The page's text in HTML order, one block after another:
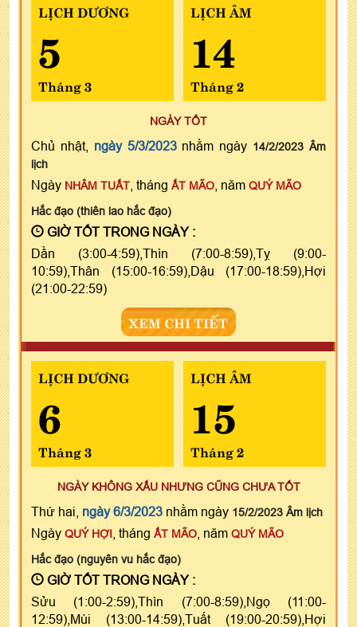
LỊCH DƯƠNG
5
Tháng 3
LỊCH ÂM
14
Tháng 2
NGÀY TỐT
Chủ nhật, ngày 5/3/2023nhằm ngày 14/2/2023 Âm
lịch
Ngày NHÂM TUẤT , tháng ẤT MÃO , năm QUÝ MÃO
Hắc đạo (thiên lao hắc đạo)
GIỜ TỐT TRONG NGÀY :
Dần (3:00-4:59),Thìn (7:00-8:59),Tỵ (9:00-
10:59),Thân (15:00-16:59),Dậu (17:00-18:59),Hợi
(21:00-22:59)
XEM CHI TIẾT
LỊCH DƯƠNG
6
Tháng 3
LỊCH ÂM
15
Tháng 2
NGÀY KHÔNG XẤU NHƯNG CŨNG CHƯA TỐT
Thứ hai, ngày 6/3/2023 nhằm ngày 15/2/2023 Âm lịch
Ngày QUÝ HỢI , tháng ẤT MÃO , năm QUÝ MÃO
Hắc đạo (nguyên vu hắc đạo)
GIỜ TỐT TRONG NGÀY :
Sửu (1:00-2:59),Thìn (7:00-8:59),Ngọ (11:00-
12:59),Mùi (13:00-14:59),Tuất (19:00-20:59),Hợi